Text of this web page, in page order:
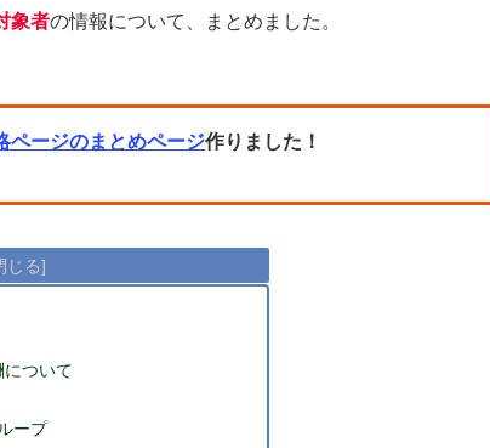
象者の情報について、まとめました。
ページのまとめページ作りました！
ついて
ープ